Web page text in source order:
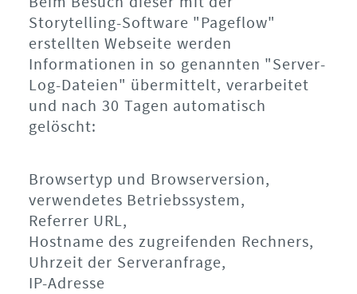
Storytelling-Software "Pageflow"
erstellten Webseite werden
Informationen in so genannten "Server-
Log-Dateien" übermittelt, verarbeitet
und nach 30 Tagen automatisch
gelöscht:
Browsertyp und Browserversion,
verwendetes Betriebssystem,
Referrer URL,
Hostname des zugreifenden Rechners,
Uhrzeit der Serveranfrage,
IP-Adresse